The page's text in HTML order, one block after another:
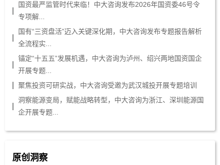
国资最严监管时代来临！中大咨询发布2026年国资委46号令
专项解...
国有“三资盘活”迈入关键深化期，中大咨询发布专题报告解析
全流程实...
锚定“十五五”发展机遇，中大咨询为泸州、绍兴两地国资国企
开展专题...
聚焦投资可研实战，中大咨询受邀为武汉城投开展专题培训
洞察能源变局，赋能战略转型，中大咨询为浙江、深圳能源国
企开展专题...
原创洞察